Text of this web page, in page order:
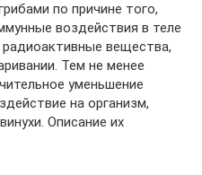
по причине того,
воздействия в теле
вещества,
Тем не менее
уменьшение
на организм,
Описание их